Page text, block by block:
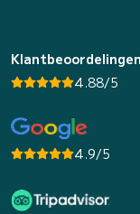
Klantbeoordelingen
4.88/5
4.9/5